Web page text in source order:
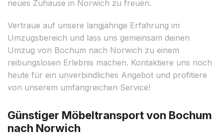
neues Zuhause in Norwich zu freuen.
Vertraue auf unsere langjährige Erfahrung im
Umzugsbereich und lass uns gemeinsam deinen
Umzug von Bochum nach Norwich zu einem
reibungslosen Erlebnis machen. Kontaktiere uns noch
heute für ein unverbindliches Angebot und profitiere
von unserem umfangreichen Service!
Günstiger Möbeltransport von Bochum
nach Norwich